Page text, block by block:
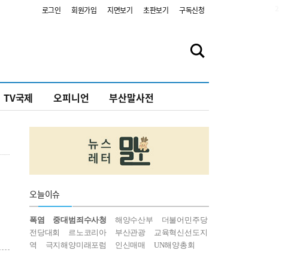
로그인 회원가입 지면보기 초판보기 구독신청
TV국제 오피니언 부산말사전
오늘이슈
폭염 중대범죄수사청 해양수산부
더불어민주당
전당대회
르노코리아 부산관광
교육혁신선도지
역
극지해양미래포럼 인신매매 UN해양총회